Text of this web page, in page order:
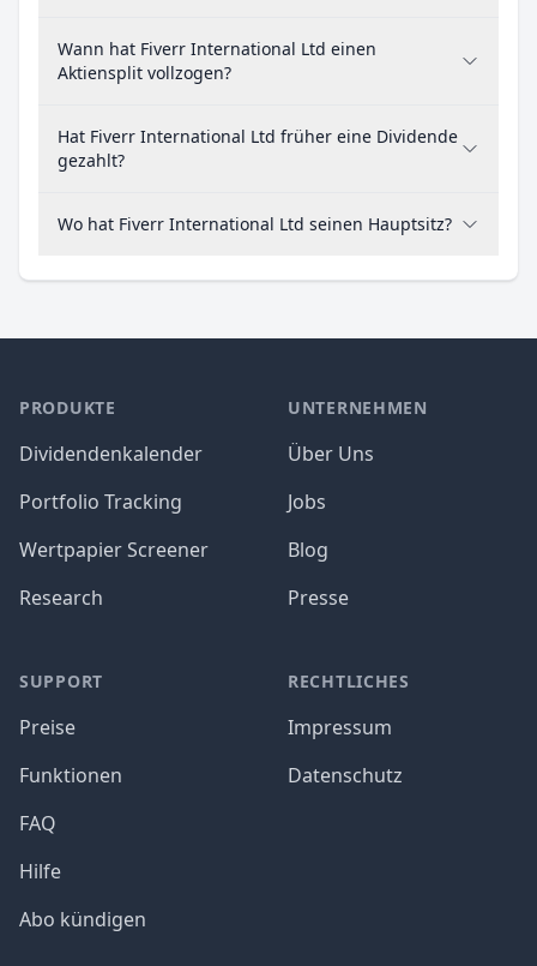
Wann hat Fiverr International Ltd einen
Aktiensplit vollzogen?
Hat Fiverr International Ltd früher eine Dividende
gezahlt?
Wo hat Fiverr International Ltd seinen Hauptsitz?
PRODUKTE
Dividendenkalender
Portfolio Tracking
Wertpapier Screener
Research
SUPPORT
Preise
Funktionen
FAQ
Hilfe
Abo kündigen
UNTERNEHMEN
Über Uns
Jobs
Blog
Presse
RECHTLICHES
Impressum
Datenschutz